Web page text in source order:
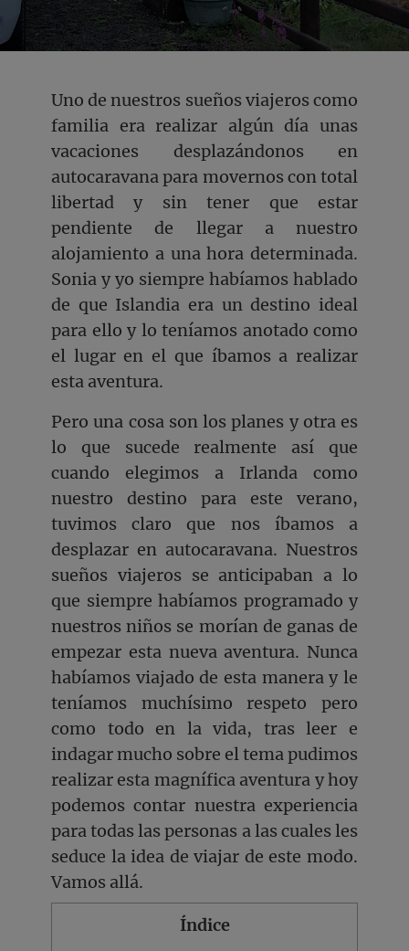
Uno de nuestros sueños viajeros como
familia era realizar algún día unas
vacaciones desplazándonos en
autocaravana para movernos con total
libertad y sin tener que estar
pendiente de llegar a nuestro
alojamiento a una hora determinada.
Sonia y yo siempre habíamos hablado
de que Islandia era un destino ideal
para ello y lo teníamos anotado como
el lugar en el que íbamos a realizar
esta aventura.
Pero una cosa son los planes y otra es
lo que sucede realmente así que
cuando elegimos a Irlanda como
nuestro destino para este verano,
tuvimos claro que nos íbamos a
desplazar en autocaravana. Nuestros
sueños viajeros se anticipaban a lo
que siempre habíamos programado y
nuestros niños se morían de ganas de
empezar esta nueva aventura. Nunca
habíamos viajado de esta manera y le
teníamos muchísimo respeto pero
como todo en la vida, tras leer e
indagar mucho sobre el tema pudimos
realizar esta magnífica aventura y hoy
podemos contar nuestra experiencia
para todas las personas a las cuales les
seduce la idea de viajar de este modo.
Vamos allá.
Índice